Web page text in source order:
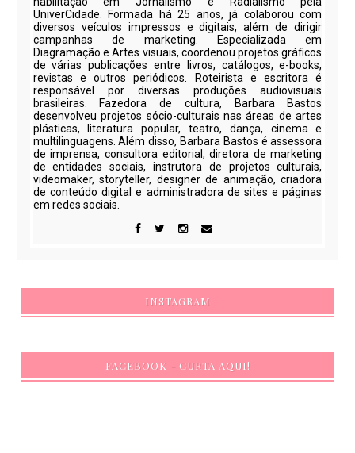
UniverCidade. Formada há 25 anos, já colaborou com
diversos veículos impressos e digitais, além de dirigir
campanhas de marketing. Especializada em
Diagramação e Artes visuais, coordenou projetos gráficos
de várias publicações entre livros, catálogos, e-books,
revistas e outros periódicos. Roteirista e escritora é
responsável por diversas produções audiovisuais
brasileiras. Fazedora de cultura, Barbara Bastos
desenvolveu projetos sócio-culturais nas áreas de artes
plásticas, literatura popular, teatro, dança, cinema e
multilinguagens. Além disso, Barbara Bastos é assessora
de imprensa, consultora editorial, diretora de marketing
de entidades sociais, instrutora de projetos culturais,
videomaker, storyteller, designer de animação, criadora
de conteúdo digital e administradora de sites e páginas
em redes sociais.
INSTAGRAM
FACEBOOK - CURTA AQUI!